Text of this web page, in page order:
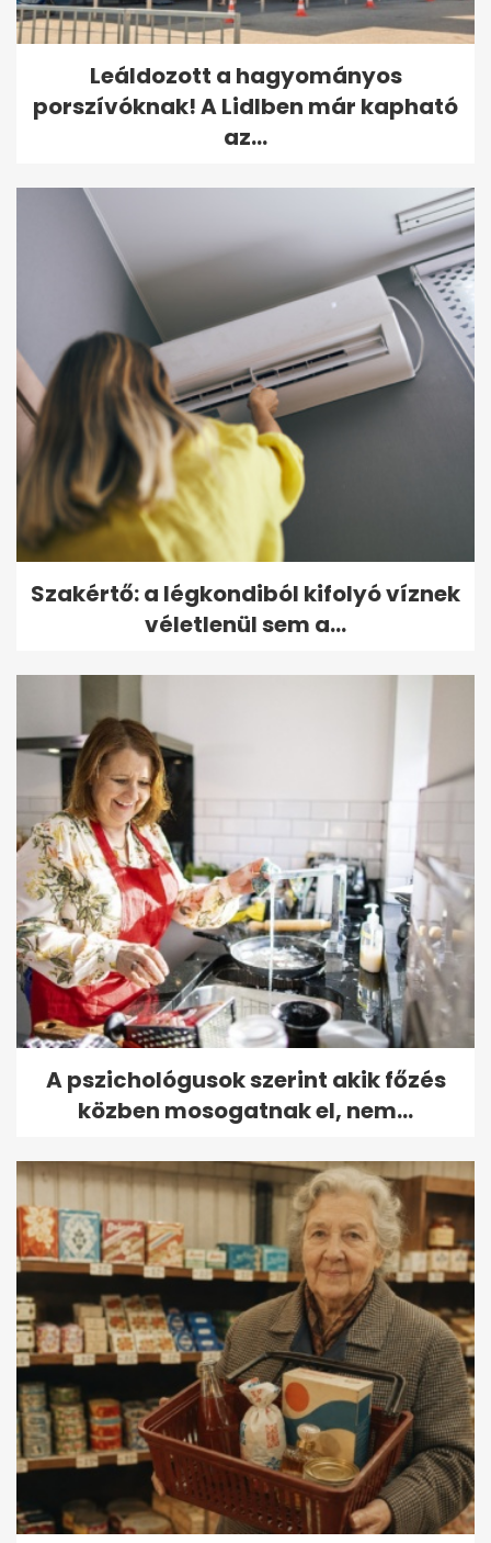
Leáldozott a hagyományos
porszívóknak! A Lidlben már kapható
az...
Szakértő: a légkondiból kifolyó víznek
véletlenül sem a...
A pszichológusok szerint akik főzés
közben mosogatnak el, nem...